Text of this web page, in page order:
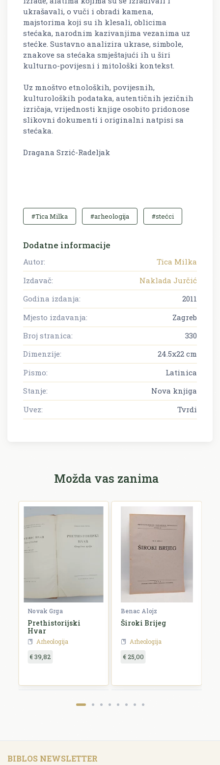
ukrašavali, o vuči i obradi kamena,
majstorima koji su ih klesali, oblicima
stećaka, narodnim kazivanjima vezanima uz
stećke. Sustavno analizira ukrase, simbole,
znakove sa stećaka smještajući ih u širi
kulturno-povijesni i mitološki kontekst.
Uz mnoštvo etnoloških, povijesnih,
kulturoloških podataka, autentičnih jezičnih
izričaja, vrijednosti knjige osobito pridonose
slikovni dokumenti i originalni natpisi sa
stećaka.
Dragana Srzić-Radeljak
#Tica Milka #arheologija #stećci
Dodatne informacije
Autor:
Tica Milka
Izdavač:
Naklada Jurčić
Godina izdanja:
2011
Mjesto izdavanja:
Zagreb
Broj stranica:
330
Dimenzije:
24.5x22 cm
Pismo:
Latinica
Stanje:
Nova knjiga
Uvez:
Tvrdi
Možda vas zanima
Novak Grga
Prethistorijski
Hvar
Arheologija
€ 39,82
Benac Alojz
Široki Brijeg
Arheologija
€ 25,00
BIBLOS NEWSLETTER